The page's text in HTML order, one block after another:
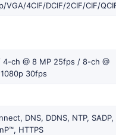
VGA/4CIF/DCIF/2CIF/CIF/
4-ch @ 8 MP 25fps / 8-ch @
30fps
DNS, DDNS, NTP, SADP,
HTTPS